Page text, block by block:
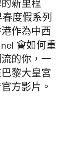
新里程
度假系列
作為中西
會如何重
的你，一
黎大皇宮
方影片。